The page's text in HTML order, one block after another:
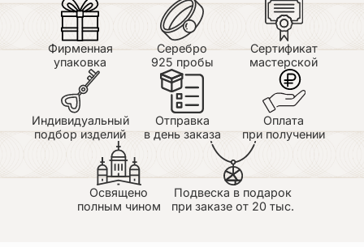
Фирменная
упаковка
Серебро
925 пробы
Сертификат
мастерской
Индивидуальный
подбор изделий
Отправка
в день заказа
Оплата
при получении
Освящено
полным чином
Подвеска в подарок
при заказе от 20 тыс.